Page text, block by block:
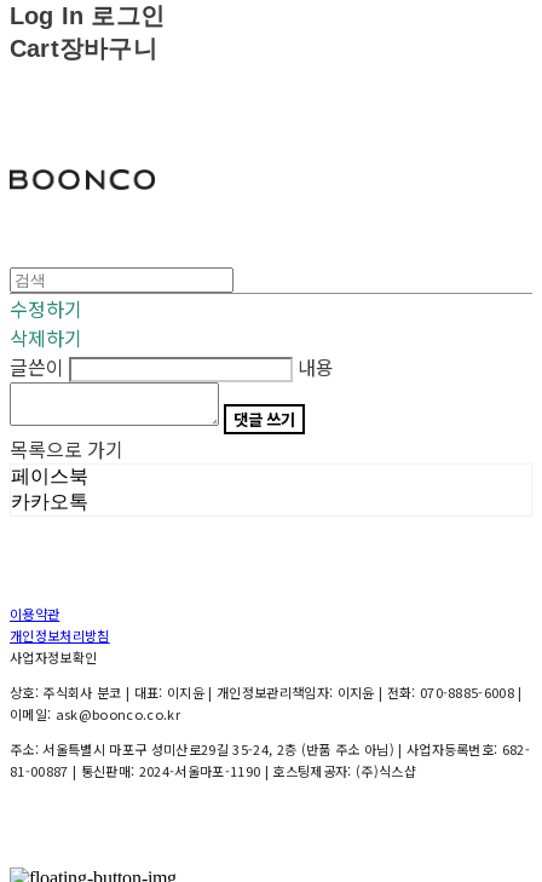
Log In 로그인
Cart장바구니
수정하기
삭제하기
글쓴이
내용
댓글 쓰기
목록으로 가기
페이스북
카카오톡
이용약관
개인정보처리방침
사업자정보확인
상호: 주식회사 분코 | 대표: 이지윤 | 개인정보관리책임자: 이지윤 | 전화: 070-8885-6008 |
이메일: ask@boonco.co.kr
주소: 서울특별시 마포구 성미산로29길 35-24, 2층 (반품 주소 아님) | 사업자등록번호: 682-
81-00887 | 통신판매: 2024-서울마포-1190 | 호스팅제공자: (주)식스샵